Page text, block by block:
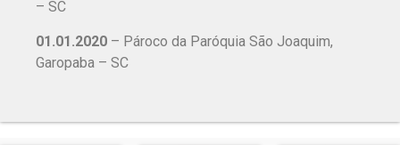
– SC
01.01.2020 – Pároco da Paróquia São Joaquim,
Garopaba – SC